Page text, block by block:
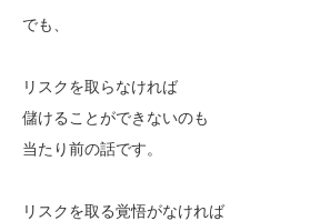
でも、
リスクを取らなければ
儲けることができないのも
当たり前の話です。
リスクを取る覚悟がなければ